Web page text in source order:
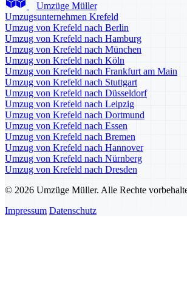
Umzüge Müller
Umzugsunternehmen Krefeld
Umzug von Krefeld nach Berlin
Umzug von Krefeld nach Hamburg
Umzug von Krefeld nach München
Umzug von Krefeld nach Köln
Umzug von Krefeld nach Frankfurt am Main
Umzug von Krefeld nach Stuttgart
Umzug von Krefeld nach Düsseldorf
Umzug von Krefeld nach Leipzig
Umzug von Krefeld nach Dortmund
Umzug von Krefeld nach Essen
Umzug von Krefeld nach Bremen
Umzug von Krefeld nach Hannover
Umzug von Krefeld nach Nürnberg
Umzug von Krefeld nach Dresden
© 2026 Umzüge Müller. Alle Rechte
Impressum Datenschutz